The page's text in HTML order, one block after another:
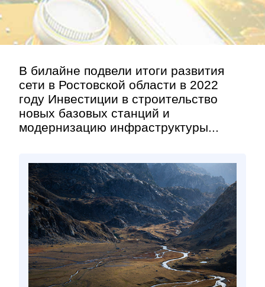
В билайне подвели итоги развития
сети в Ростовской области в 2022
году Инвестиции в строительство
новых базовых станций и
модернизацию инфраструктуры...
Правила
Контакт»